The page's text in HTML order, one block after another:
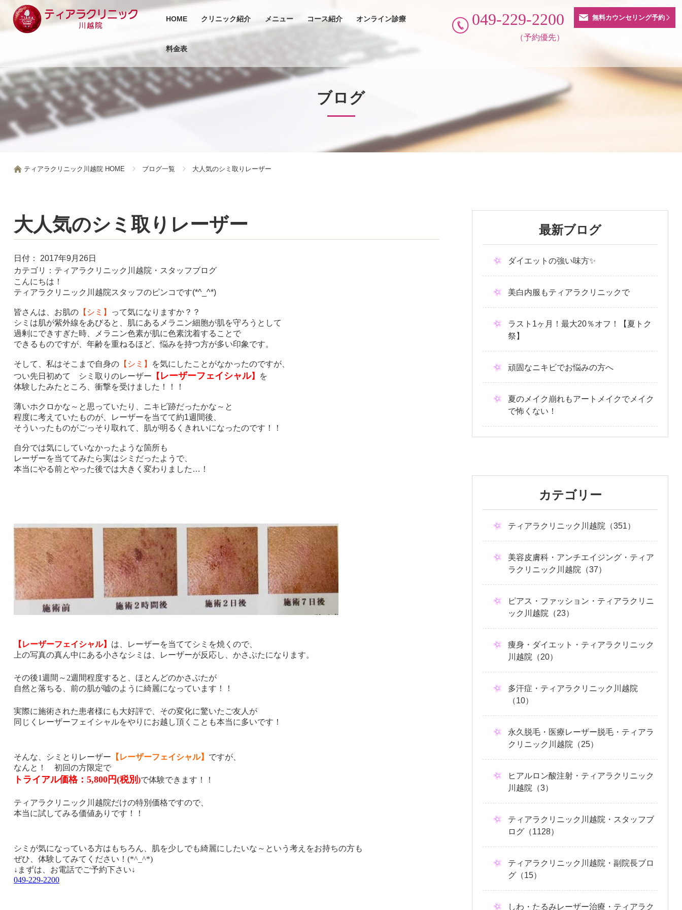
HOME クリニック紹介 メニュー コース紹介 オンライン診療
料金表
無料カウンセリング予約
049-229-2200
（予約優先）
ブログ
ティアラクリニック川越院 HOME ブログ一覧 大人気のシミ取りレーザー
大人気のシミ取りレーザー
日付：
2017年9月26日
カテゴリ： ティアラクリニック川越院・スタッフブログ
こんにちは！
ティアラクリニック川越院スタッフのピンコです(*^_^*)
皆さんは、お肌の【シミ】
って気になりますか？？
シミは肌が紫外線をあびると、肌にあるメラニン細胞が肌を守ろうとして
過剰にできすぎた時、メラニン色素が肌に色素沈着することで
できるものですが、年齢を重ねるほど、悩みを持つ方が多い印象です。
そして、私はそこまで自身の【シミ】
を気にしたことがなかったのですが、
つい先日初めて シミ取りのレーザー 【 レーザーフェイシャル】
を
体験したみたところ、衝撃を受けました！！！
薄いホクロかな～と思っていたり、ニキビ跡だったかな～と
程度に考えていたものが、レーザーを当てて約1週間後、
そういったものがごっそり取れて、肌が明るくきれいになったのです！！
自分では気にしていなかったような箇所も
レーザーを当ててみたら実はシミだったようで、
本当にやる前とやった後では大きく変わりました…！
【レーザーフェイシャル】 は、レーザーを当ててシミを焼くので、
上の写真の真ん中にある小さなシミは、
レーザーが反応し、かさぶたになります。
その後1週間～2週間程度すると、ほとんどのかさぶたが
自然と落ちる、前の肌が嘘のように綺麗になっています！！
実際に施術された患者様にも大好評で、その変化に驚いたご友人が
同じくレーザーフェイシャルをやりにお越し頂くことも本当に多いです！
そんな、シミとりレーザー 【レーザーフェイシャル】 ですが、
なんと！ 初回の方限定で
トライアル価格： 5,800円(税別 )で体験できます！！
ティアラクリニック川越院だけの特別価格ですので、
本当に試してみる価値ありです！！
シミが気になっている方はもちろん、
肌を少しでも綺麗にしたいな～という考えをお持ちの方も
ぜひ、体験してみてください！ (*^_^*)
↓まずは、お電話でご予約下さい↓
049-229-2200
最新ブログ
ダイエットの強い味方✨
美白内服もティアラクリニックで
ラスト1ヶ月！最大20％オフ！【夏トク
祭】
頑固なニキビでお悩みの方へ
夏のメイク崩れもアートメイクでメイク
で怖くない！
カテゴリー
ティアラクリニック川越院（351）
美容皮膚科・アンチエイジング・ティア
ラクリニック川越院（37）
ピアス・ファッション・ティアラクリニ
ック川越院（23）
痩身・ダイエット・ティアラクリニック
川越院（20）
多汗症・ティアラクリニック川越院
（10）
永久脱毛・医療レーザー脱毛・ティアラ
クリニック川越院（25）
ヒアルロン酸注射・ティアラクリニック
川越院（3）
ティアラクリニック川越院・スタッフブ
ログ（1128）
ティアラクリニック川越院・副院長ブロ
グ（15）
しわ・たるみレーザー治療・ティアラク